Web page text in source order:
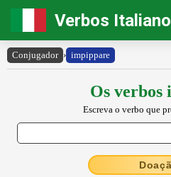
Verbos
Conjugador › impippare
Os verbos
Escreva o verbo que